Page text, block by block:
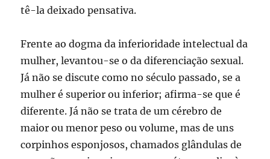
tê-la deixado pensativa.
Frente ao dogma da inferioridade intelectual da
mulher, levantou-se o da diferenciação sexual.
Já não se discute como no século passado, se a
mulher é superior ou inferior; afirma-se que é
diferente. Já não se trata de um cérebro de
maior ou menor peso ou volume, mas de uns
corpinhos esponjosos, chamados glândulas de